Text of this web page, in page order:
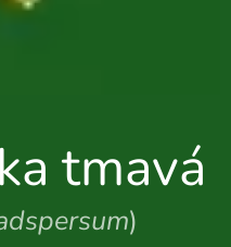
tmavá
)